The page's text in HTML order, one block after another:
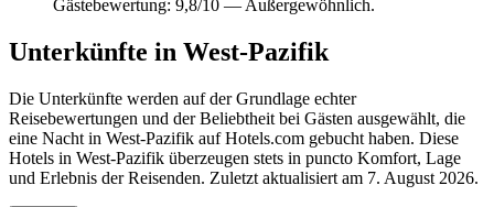
Gästebewertung: 9,8/10 — Außergewöhnlich.
Unterkünfte in West-Pazifik
Die Unterkünfte werden auf der Grundlage echter
Reisebewertungen und der Beliebtheit bei Gästen ausgewählt, die
eine Nacht in West-Pazifik auf Hotels.com gebucht haben. Diese
Hotels in West-Pazifik überzeugen stets in puncto Komfort, Lage
und Erlebnis der Reisenden. Zuletzt aktualisiert am 7. August 2026.